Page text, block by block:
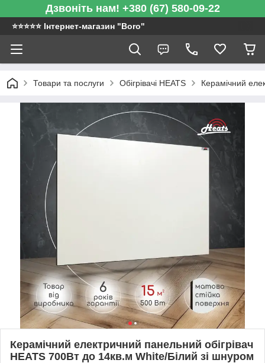
Дзвоніть нам! +380 (67) 580-09-22
⭐️⭐️⭐️⭐️⭐️ Інтернет-магазин "Boro"
Товари та послуги Обігрівачі HEATS Керамічний
Керамічний електричний панельний обігрівач
HEATS 700Вт до 14кв.м White/Білий зі шнуром